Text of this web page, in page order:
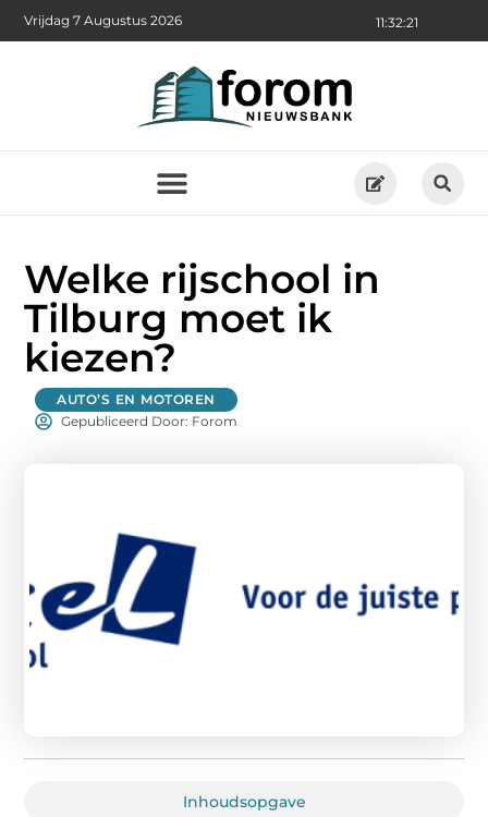
11:32:22
Vrijdag 7 Augustus 2026
Welke rijschool in
Tilburg moet ik
kiezen?
AUTO’S EN MOTOREN
Gepubliceerd Door: Forom
Inhoudsopgave